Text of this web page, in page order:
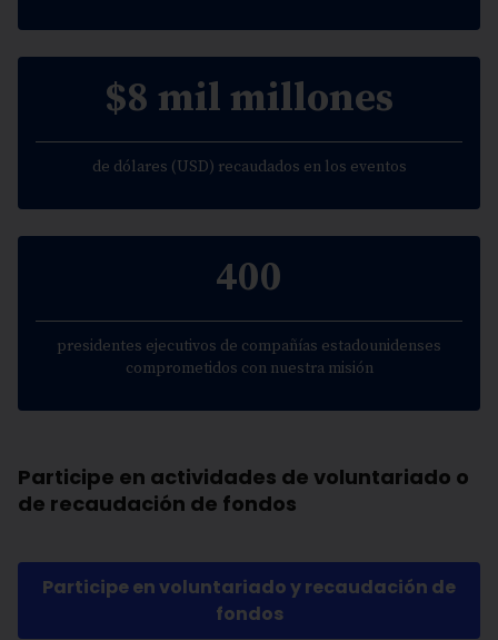
$8 mil millones
de dólares (USD) recaudados en los eventos
400
presidentes ejecutivos de compañías estadounidenses
comprometidos con nuestra misión
Participe en actividades de voluntariado o
de recaudación de fondos
Participe en voluntariado y recaudación de
fondos